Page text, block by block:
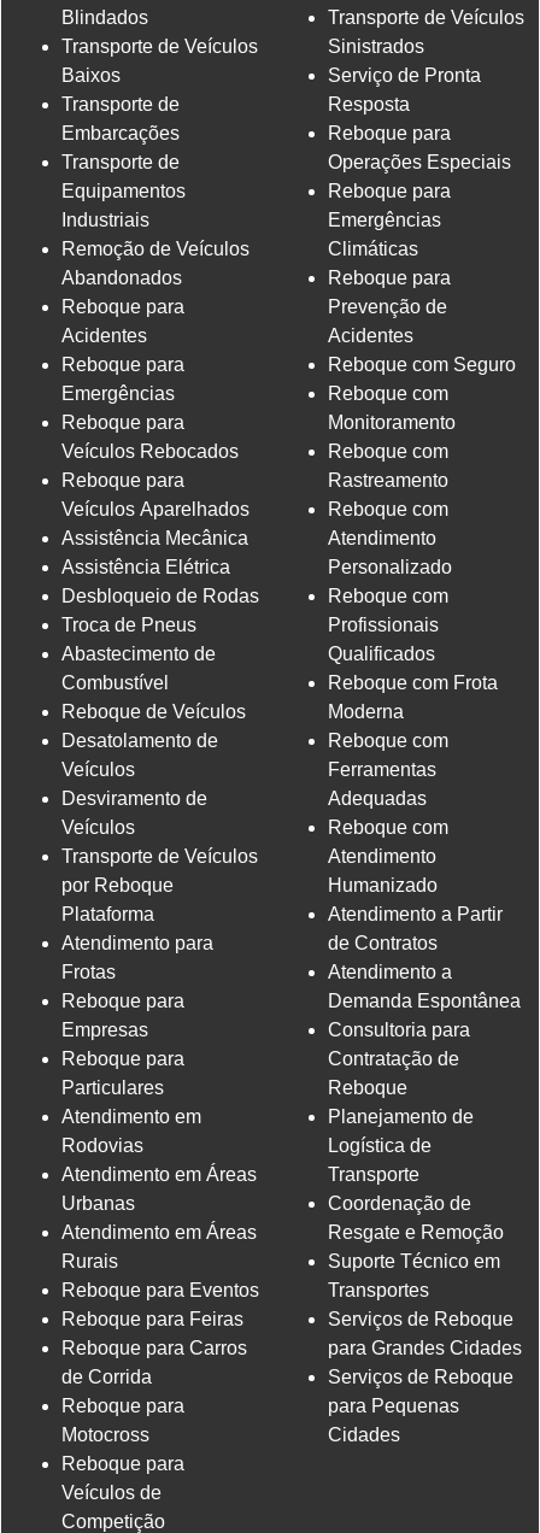
Blindados
Transporte de Veículos
Baixos
Transporte de
Embarcações
Transporte de
Equipamentos
Industriais
Remoção de Veículos
Abandonados
Reboque para
Acidentes
Reboque para
Emergências
Reboque para
Veículos Rebocados
Reboque para
Veículos Aparelhados
Assistência Mecânica
Assistência Elétrica
Desbloqueio de Rodas
Troca de Pneus
Abastecimento de
Combustível
Reboque de Veículos
Desatolamento de
Veículos
Desviramento de
Veículos
Transporte de Veículos
por Reboque
Plataforma
Atendimento para
Frotas
Reboque para
Empresas
Reboque para
Particulares
Atendimento em
Rodovias
Atendimento em Áreas
Urbanas
Atendimento em Áreas
Rurais
Reboque para Eventos
Reboque para Feiras
Reboque para Carros
de Corrida
Reboque para
Motocross
Reboque para
Veículos de
Competição
Transporte de Veículos
Sinistrados
Serviço de Pronta
Resposta
Reboque para
Operações Especiais
Reboque para
Emergências
Climáticas
Reboque para
Prevenção de
Acidentes
Reboque com Seguro
Reboque com
Monitoramento
Reboque com
Rastreamento
Reboque com
Atendimento
Personalizado
Reboque com
Profissionais
Qualificados
Reboque com Frota
Moderna
Reboque com
Ferramentas
Adequadas
Reboque com
Atendimento
Humanizado
Atendimento a Partir
de Contratos
Atendimento a
Demanda Espontânea
Consultoria para
Contratação de
Reboque
Planejamento de
Logística de
Transporte
Coordenação de
Resgate e Remoção
Suporte Técnico em
Transportes
Serviços de Reboque
para Grandes Cidades
Serviços de Reboque
para Pequenas
Cidades